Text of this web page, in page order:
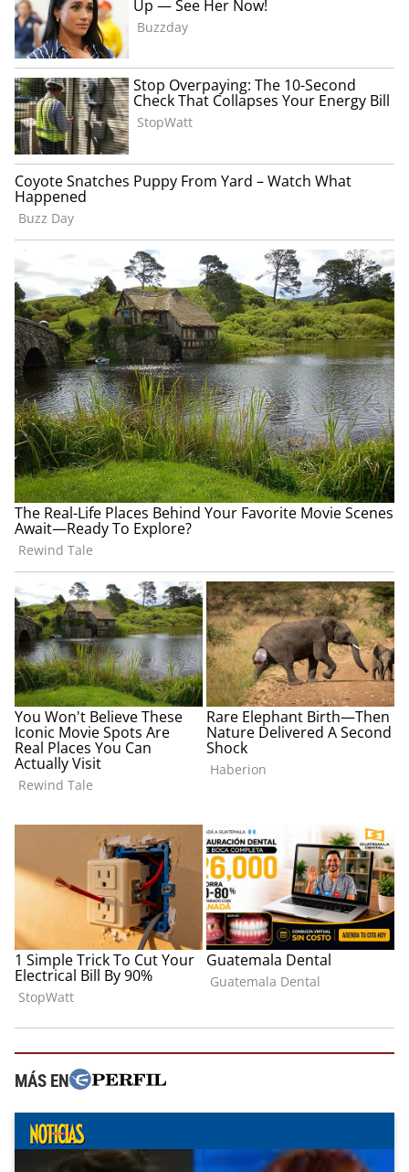
MÁS EN